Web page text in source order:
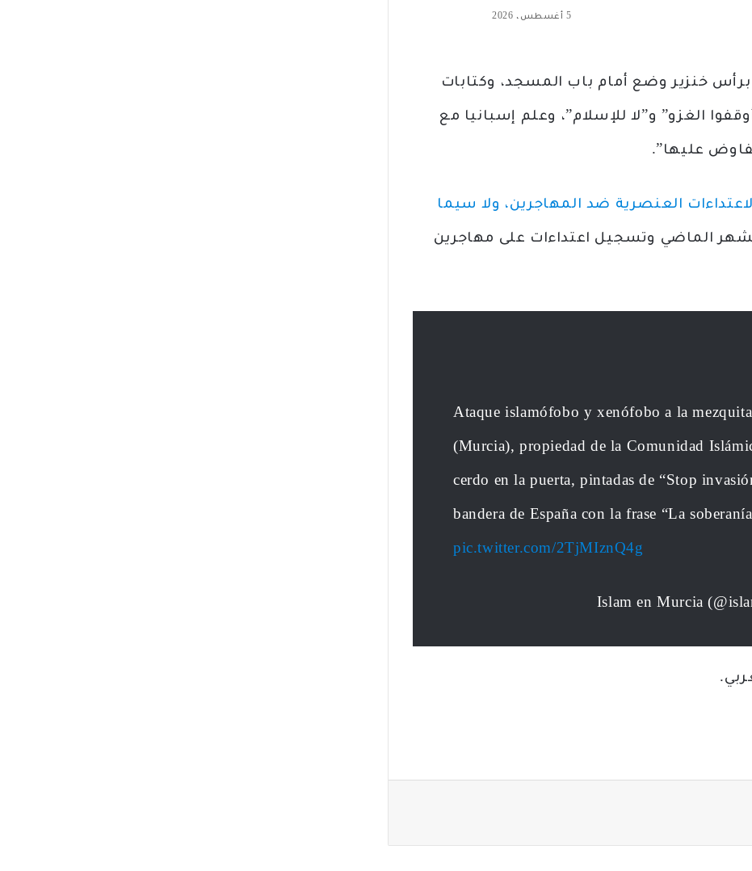
5 أغسطس، 2026
خنزير وضع أمام باب المسجد، وكتابات
الغزو” و”لا للإسلام”، وعلم إسبانيا مع
عليها”.
الاعتداءات العنصرية ضد المهاجرين، ولا سيما
الماضي وتسجيل اعتداءات على مهاجرين
Ataque islamófobo y xenófobo a la
(Murcia), propiedad de la Comunidad
cerdo en la puerta, pintadas de “Stop
bandera de España con la frase “La
pic.twitter.com/2TjMIznQ4g